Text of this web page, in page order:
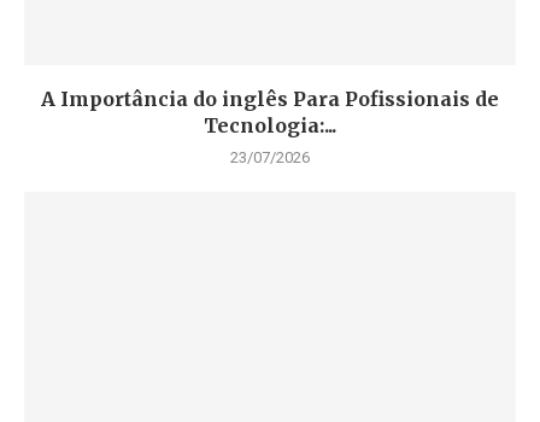
A Importância do inglês Para Pofissionais de
Tecnologia:...
23/07/2026